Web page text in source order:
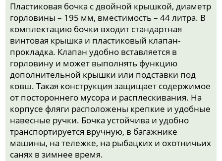
Пластиковая бочка с двойной крышкой, диаметр
горловины – 195 мм, вместимость – 44 литра. В
комплектацию бочки входит стандартная
винтовая крышка и пластиковый клапан-
прокладка. Клапан удобно вставляется в
горловину и может выполнять функцию
дополнительной крышки или подставки под
ковш. Такая конструкция защищает содержимое
от постороннего мусора и расплескивания. На
корпусе фляги расположены крепкие и удобные
навесные ручки. Бочка устойчива и удобно
транспортируется вручную, в багажнике
машины, на тележке, на рыбацких и охотничьих
санях в зимнее время.